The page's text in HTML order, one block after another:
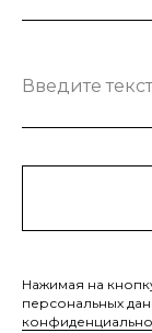
Введите
Нажимая на
персональных